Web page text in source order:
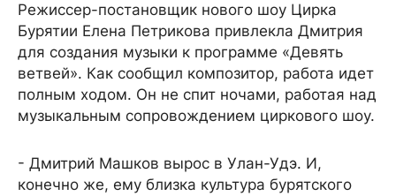
Режиссер-постановщик нового шоу Цирка
Бурятии Елена Петрикова привлекла Дмитрия
для создания музыки к программе «Девять
ветвей». Как сообщил композитор, работа идет
полным ходом. Он не спит ночами, работая над
музыкальным сопровождением циркового шоу.
- Дмитрий Машков вырос в Улан-Удэ. И,
конечно же, ему близка культура бурятского